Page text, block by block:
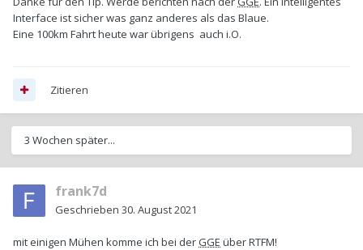
Interface ist sicher was ganz anderes als das Blaue.
Eine 100km Fahrt heute war übrigens auch i.O.
Zitieren
3 Wochen später...
frank7d
Geschrieben 30. August 2021
mit einigen Mühen komme ich bei der GGE über RTFM!